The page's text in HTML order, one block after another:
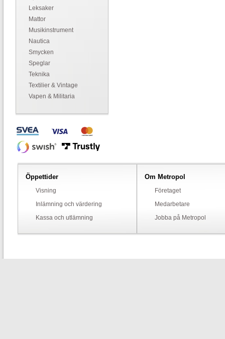
Leksaker
Mattor
Musikinstrument
Nautica
Smycken
Speglar
Teknika
Textilier & Vintage
Vapen & Militaria
Öppettider
Visning
Inlämning och värdering
Kassa och utlämning
Om Metropol
Företaget
Medarbetare
Jobba på Metropol